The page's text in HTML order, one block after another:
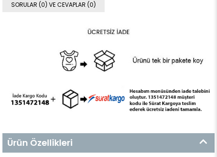
SORULAR (0) VE CEVAPLAR (0)
Ürün Özellikleri